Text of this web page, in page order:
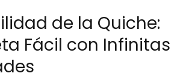
de la Quiche:
Fácil con Infinitas